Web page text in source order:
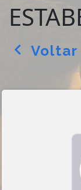
arrow_back_ios Voltar